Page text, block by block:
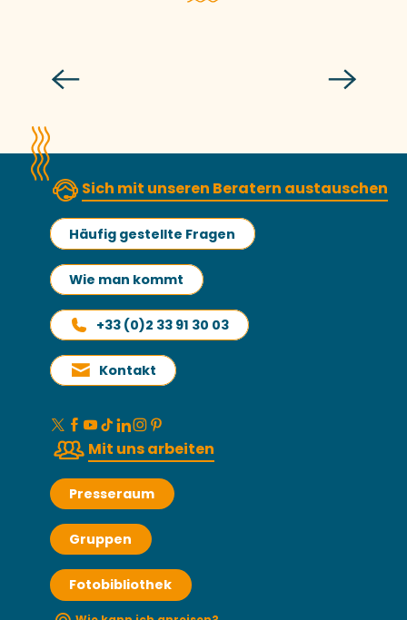
Sich mit unseren Beratern austauschen
Häufig gestellte Fragen
Wie man kommt
+33 (0)2 33 91 30 03
Kontakt
Mit uns arbeiten
Presseraum
Gruppen
Fotobibliothek